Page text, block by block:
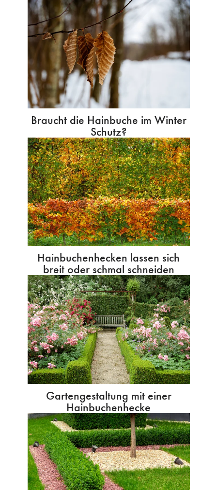
Braucht die Hainbuche im Winter
Schutz?
Hainbuchenhecken lassen sich
breit oder schmal schneiden
Gartengestaltung mit einer
Hainbuchenhecke